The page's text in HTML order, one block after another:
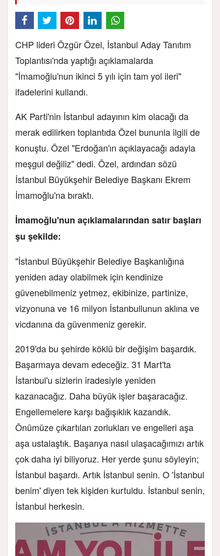
CHP lideri Özgür Özel, İstanbul Aday Tanıtım
Toplantısı'nda yaptığı açıklamalarda
"İmamoğlu'nun ikinci 5 yılı için tam yol ileri"
ifadelerini kullandı.
AK Parti'nin İstanbul adayının kim olacağı da
merak edilirken toplantıda Özel bununla ilgili de
konuştu. Özel "Erdoğan'ın açıklayacağı adayla
meşgul değiliz" dedi. Özel, ardından sözü
İstanbul Büyükşehir Belediye Başkanı Ekrem
İmamoğlu'na bıraktı.
İmamoğlu'nun açıklamalarından satır başları
şu şekilde:
"İstanbul Büyükşehir Belediye Başkanlığına
yeniden aday olabilmek için kendinize
güvenebilmeniz yetmez, ekibinize, partinize,
vizyonuna ve 16 milyon İstanbullunun aklına ve
vicdanına da güvenmeniz gerekir.
2019'da bu şehirde köklü bir değişim başardık.
Başarmaya devam edeceğiz. 31 Mart'ta
İstanbul'u sizlerin iradesiyle yeniden
kazanacağız. Daha büyük işler başaracağız.
Engellemelere karşı bağışıklık kazandık.
Önümüze çıkartılan zorlukları ve engelleri aşa
aşa ustalaştık. Başarıya nasıl ulaşacağımızı artık
çok daha iyi biliyoruz. Her yerde şunu söyleyin;
İstanbul başardı. Artık İstanbul senin. O 'İstanbul
benim' diyen tek kişiden kurtuldu. İstanbul senin,
İstanbul herkesin.